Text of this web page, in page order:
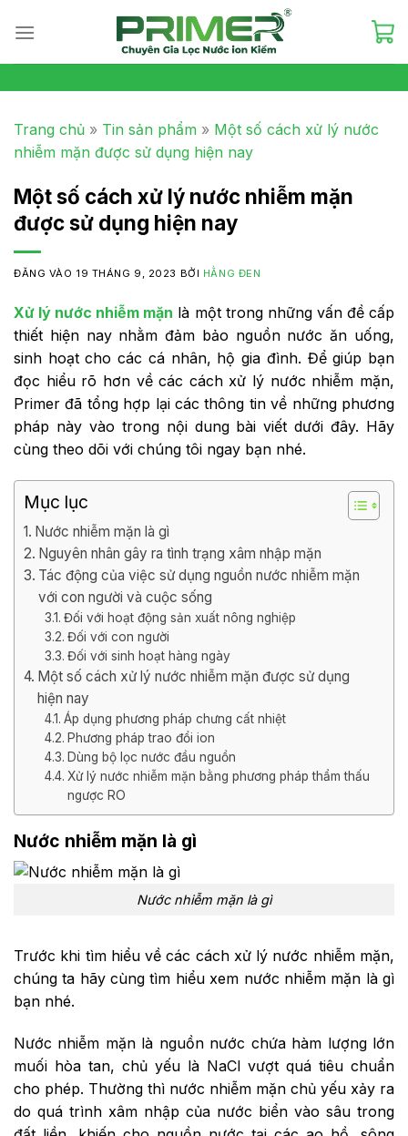
Trang chủ » Tin sản phẩm » Một số cách xử lý nước
nhiễm mặn được sử dụng hiện nay
Một số cách xử lý nước nhiễm mặn
được sử dụng hiện nay
ĐĂNG VÀO 19 THÁNG 9, 2023 BỞI HẰNG ĐEN
Xử lý nước nhiễm mặn là một trong những vấn đề cấp
thiết hiện nay nhằm đảm bảo nguồn nước ăn uống,
sinh hoạt cho các cá nhân, hộ gia đình. Để giúp bạn
đọc hiểu rõ hơn về các cách xử lý nước nhiễm mặn,
Primer đã tổng hợp lại các thông tin về những phương
pháp này vào trong nội dung bài viết dưới đây. Hãy
cùng theo dõi với chúng tôi ngay bạn nhé.
Mục lục
Nước nhiễm mặn là gì
Nguyên nhân gây ra tình trạng xâm nhập mặn
Tác động của việc sử dụng nguồn nước nhiễm mặn
với con người và cuộc sống
Đối với hoạt động sản xuất nông nghiệp
Đối với con người
Đối với sinh hoạt hàng ngày
Một số cách xử lý nước nhiễm mặn được sử dụng
hiện nay
Áp dụng phương pháp chưng cất nhiệt
Phương pháp trao đổi ion
Dùng bộ lọc nước đầu nguồn
Xử lý nước nhiễm mặn bằng phương pháp thẩm thấu
ngược RO
Nước nhiễm mặn là gì
Nước nhiễm mặn là gì
Trước khi tìm hiểu về các cách xử lý nước nhiễm mặn,
chúng ta hãy cùng tìm hiểu xem nước nhiễm mặn là gì
bạn nhé.
Nước nhiễm mặn là nguồn nước chứa hàm lượng lớn
muối hòa tan, chủ yếu là NaCl vượt quá tiêu chuẩn
cho phép. Thường thì nước nhiễm mặn chủ yếu xảy ra
do quá trình xâm nhập của nước biển vào sâu trong